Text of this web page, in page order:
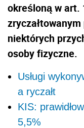
określoną w art.
niektórych
osoby fizyczne.
Usługi
a ryczałt
KIS:
5,5%